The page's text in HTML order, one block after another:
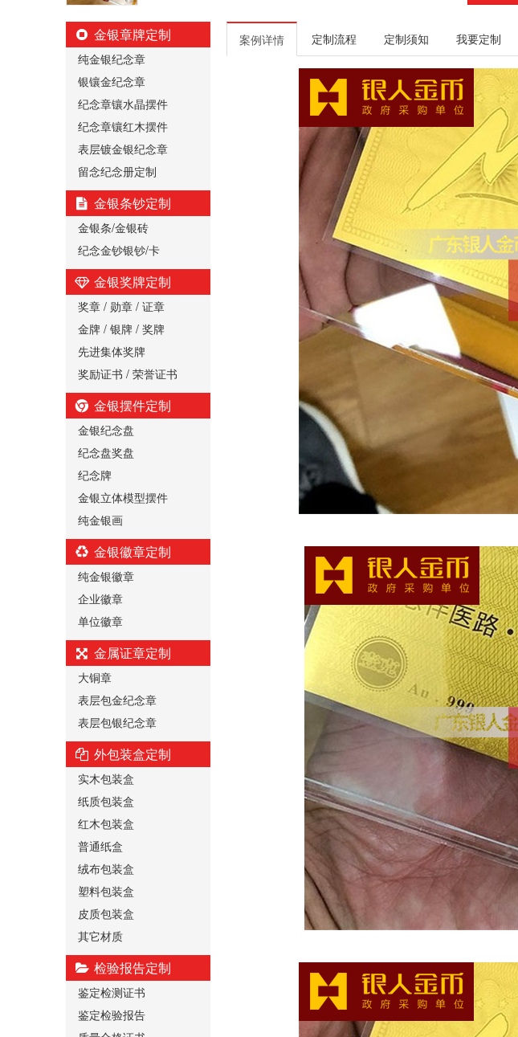
金银章牌定制
纯金银纪念章
银镶金纪念章
纪念章镶水晶摆件
纪念章镶红木摆件
表层镀金银纪念章
留念纪念册定制
金银条钞定制
金银条/金银砖
纪念金钞银钞/卡
金银奖牌定制
奖章 / 勋章 / 证章
金牌 / 银牌 / 奖牌
先进集体奖牌
奖励证书 / 荣誉证书
金银摆件定制
金银纪念盘
纪念盘奖盘
纪念牌
金银立体模型摆件
纯金银画
金银徽章定制
纯金银徽章
企业徽章
单位徽章
金属证章定制
大铜章
表层包金纪念章
表层包银纪念章
外包装盒定制
实木包装盒
纸质包装盒
红木包装盒
普通纸盒
绒布包装盒
塑料包装盒
皮质包装盒
其它材质
检验报告定制
鉴定检测证书
鉴定检验报告
案例详情 定制流程 定制须知 我要定制